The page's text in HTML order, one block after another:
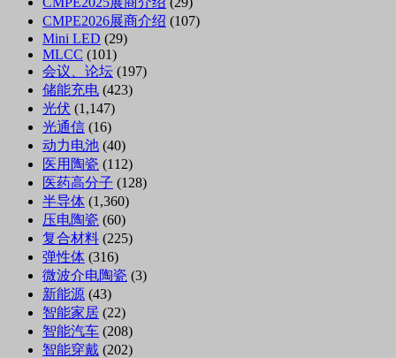
CMPE2026展商介绍 (107)
Mini LED (29)
MLCC (101)
会议、论坛 (197)
储能充电 (423)
光伏 (1,147)
光通信 (16)
动力电池 (40)
医用陶瓷 (112)
医药高分子 (128)
半导体 (1,360)
压电陶瓷 (60)
复合材料 (225)
弹性体 (316)
微波介电陶瓷 (3)
新能源 (43)
智能家居 (22)
智能汽车 (208)
智能穿戴 (202)